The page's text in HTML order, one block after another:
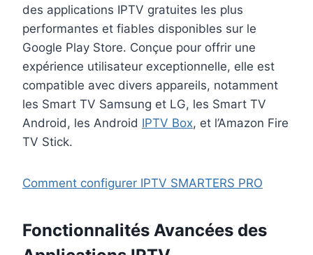
des applications IPTV gratuites les plus
performantes et fiables disponibles sur le
Google Play Store. Conçue pour offrir une
expérience utilisateur exceptionnelle, elle est
compatible avec divers appareils, notamment
les Smart TV Samsung et LG, les Smart TV
Android, les Android IPTV Box, et l’Amazon Fire
TV Stick.
Comment configurer IPTV SMARTERS PRO
Fonctionnalités Avancées des